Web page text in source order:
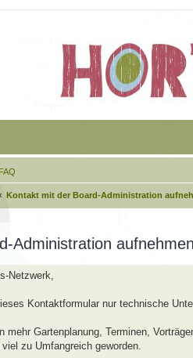
FAQ
Kontakt mit der Board-Administration
Administration aufnehmen
Netzwerk,
Kontaktformular nur technische
mehr Gartenplanung, Terminen,
zu Umfangreich geworden.